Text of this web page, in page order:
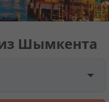
Шымкента